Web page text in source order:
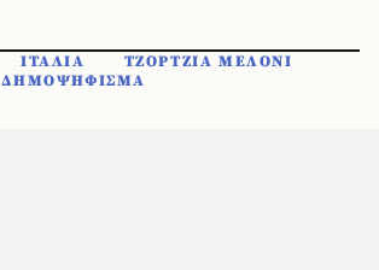
ΙΤΑΛΙΑ
ΤΖΟΡΤΖΙΑ ΜΕΛΟΝΙ
ΔΗΜΟΨΗΦΙΣΜΑ